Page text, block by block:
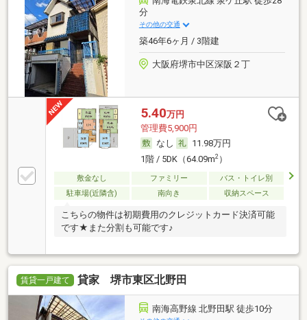
分
その他の交通
築46年6ヶ月 / 3階建
大阪府堺市中区深阪２丁
5.40万円
管理費5,900円
なし
11.98万円
1階 / 5DK（64.09m2）
敷金なし ファミリー
バス・トイレ別
駐車場(近隣含)
南向き 収納スペース
こちらの物件は初期費用のクレジットカード決済可能
です★また分割も可能です♪
賃貸一戸建て 貸家 堺市東区北野田
南海高野線 北野田駅 徒歩10分